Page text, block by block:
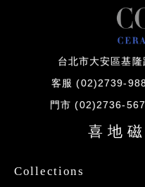
台北市大安區基
客服 (02)2739-
門市 (02)2736-
喜地
Collections